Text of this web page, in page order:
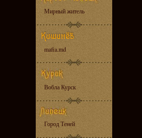
Мирный житель
mafia.md
Вобла Курск
Город Теней